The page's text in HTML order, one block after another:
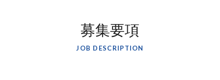
募集要項
JOB DESCRIPTION